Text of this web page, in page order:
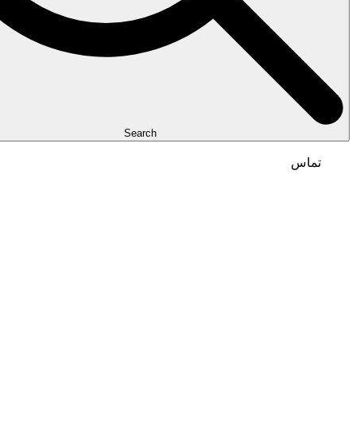
Search
تماس